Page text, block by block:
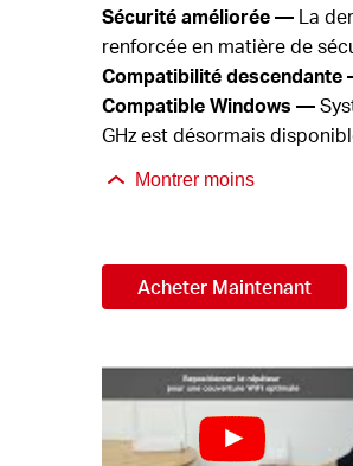
Sécurité améliorée —La
renforcée en matière de
Compatibilité descendante
Compatible Windows —
GHz est désormais
Montrer moins
Acheter Maintenant